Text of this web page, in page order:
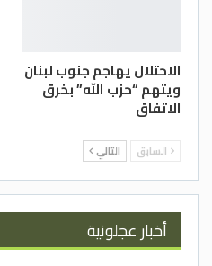
الاحتلال يهاجم جنوب لبنان
ويتهم “حزب الله” بخرق
الاتفاق
السابق التالي
أخبار عجلونية